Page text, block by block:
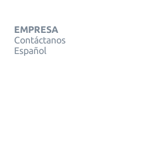
EMPRESA
Contáctanos
Español